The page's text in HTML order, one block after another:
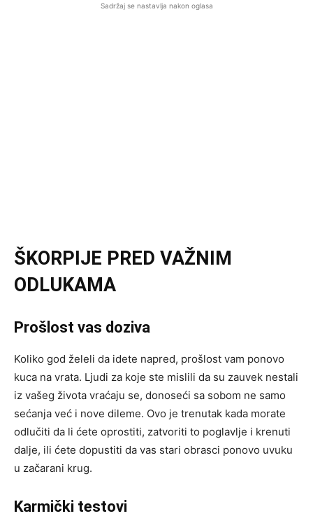
Sadržaj se nastavlja nakon oglasa
ŠKORPIJE PRED VAŽNIM
ODLUKAMA
Prošlost vas doziva
Koliko god želeli da idete napred, prošlost vam ponovo
kuca na vrata. Ljudi za koje ste mislili da su zauvek nestali
iz vašeg života vraćaju se, donoseći sa sobom ne samo
sećanja već i nove dileme. Ovo je trenutak kada morate
odlučiti da li ćete oprostiti, zatvoriti to poglavlje i krenuti
dalje, ili ćete dopustiti da vas stari obrasci ponovo uvuku
u začarani krug.
Karmički testovi